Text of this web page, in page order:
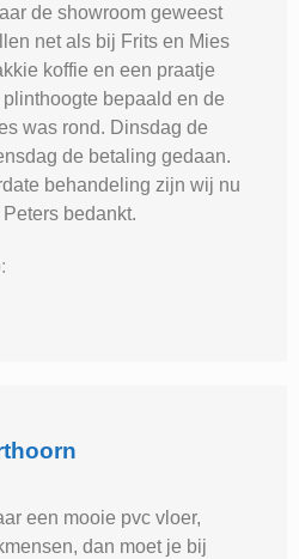
de showroom geweest
net als bij Frits en Mies
koffie en een praatje
bepaald en de
was rond. Dinsdag de
de betaling gedaan.
behandeling zijn wij nu
bedankt.
een mooie pvc vloer,
dan moet je bij